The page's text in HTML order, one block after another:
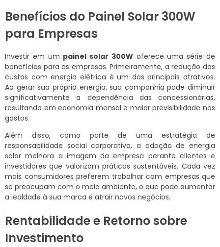
Benefícios do Painel Solar 300W
para Empresas
Investir em um painel solar 300Woferece uma série de
benefícios para as empresas. Primeiramente, a redução dos
custos com energia elétrica é um dos principais atrativos.
Ao gerar sua própria energia, sua companhia pode diminuir
significativamente a dependência das concessionárias,
resultando em economia mensal e maior previsibilidade nos
gastos.
Além disso, como parte de uma estratégia de
responsabilidade social corporativa, a adoção de energia
solar melhora a imagem da empresa perante clientes e
investidores que valorizam práticas sustentáveis. Cada vez
mais consumidores preferem trabalhar com empresas que
se preocupam com o meio ambiente, o que pode aumentar
a lealdade à sua marca e atrair novos negócios.
Rentabilidade e Retorno sobre
Investimento